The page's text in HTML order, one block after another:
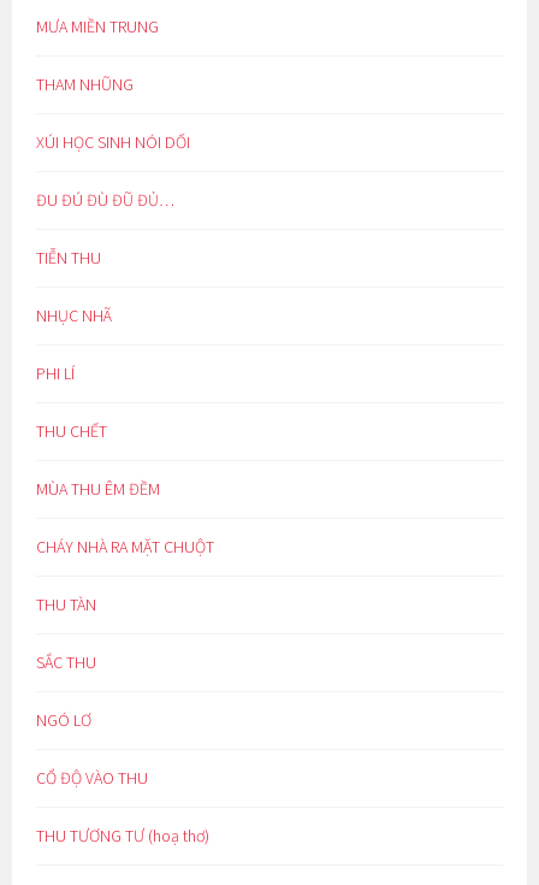
MƯA MIỀN TRUNG
THAM NHŨNG
XÚI HỌC SINH NÓI DỐI
ĐU ĐÚ ĐÙ ĐŨ ĐỦ…
TIỄN THU
NHỤC NHÃ
PHI LÍ
THU CHẾT
MÙA THU ÊM ĐỀM
CHÁY NHÀ RA MẶT CHUỘT
THU TÀN
SẮC THU
NGÓ LƠ
CỔ ĐỘ VÀO THU
THU TƯƠNG TƯ (hoạ thơ)